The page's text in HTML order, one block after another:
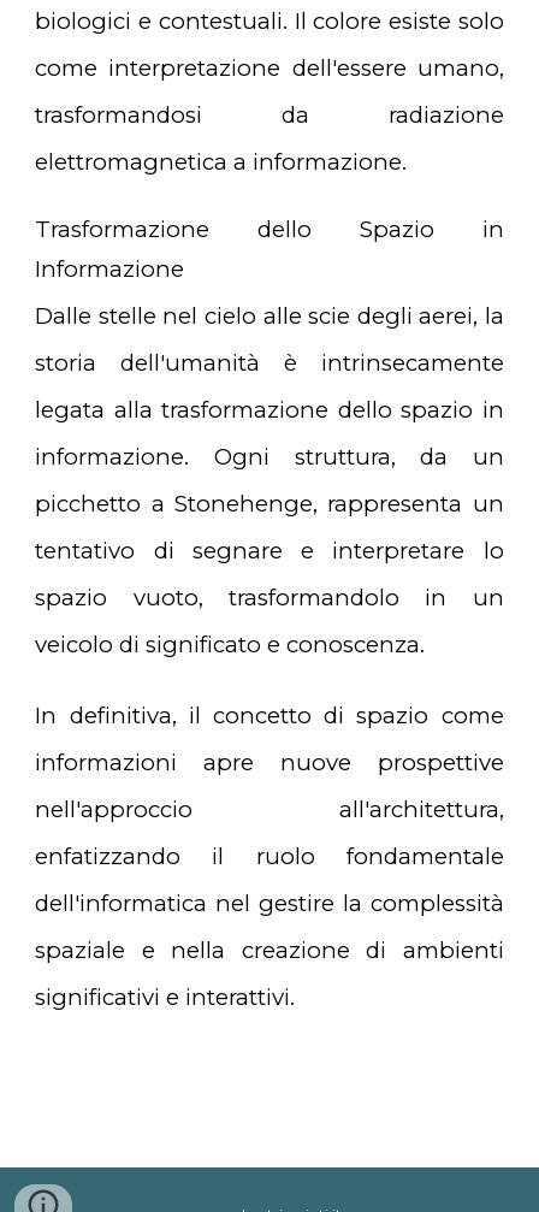
biologici e contestuali. Il colore esiste solo
come interpretazione dell'essere umano,
trasformandosi da radiazione
elettromagnetica a informazione.
Trasformazione dello Spazio in
Informazione
Dalle stelle nel cielo alle scie degli aerei, la
storia dell'umanità è intrinsecamente
legata alla trasformazione dello spazio in
informazione. Ogni struttura, da un
picchetto a Stonehenge, rappresenta un
tentativo di segnare e interpretare lo
spazio vuoto, trasformandolo in un
veicolo di significato e conoscenza.
In definitiva, il concetto di spazio come
informazioni apre nuove prospettive
nell'approccio all'architettura,
enfatizzando il ruolo fondamentale
dell'informatica nel gestire la complessità
spaziale e nella creazione di ambienti
significativi e interattivi.